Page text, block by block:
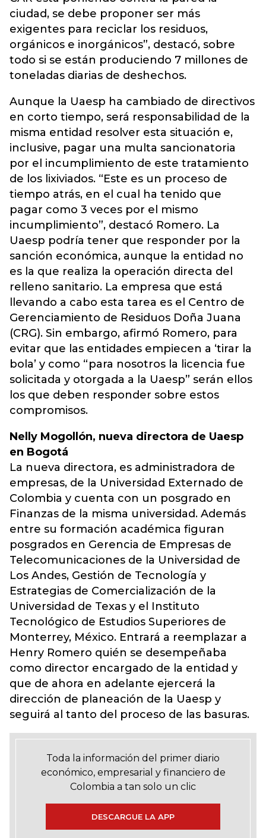
ciudad, se debe proponer ser más
exigentes para reciclar los residuos,
orgánicos e inorgánicos”, destacó, sobre
todo si se están produciendo 7 millones de
toneladas diarias de deshechos.
Aunque la Uaesp ha cambiado de directivos
en corto tiempo, será responsabilidad de la
misma entidad resolver esta situación e,
inclusive, pagar una multa sancionatoria
por el incumplimiento de este tratamiento
de los lixiviados. “Este es un proceso de
tiempo atrás, en el cual ha tenido que
pagar como 3 veces por el mismo
incumplimiento”, destacó Romero. La
Uaesp podría tener que responder por la
sanción económica, aunque la entidad no
es la que realiza la operación directa del
relleno sanitario. La empresa que está
llevando a cabo esta tarea es el Centro de
Gerenciamiento de Residuos Doña Juana
(CRG). Sin embargo, afirmó Romero, para
evitar que las entidades empiecen a ‘tirar la
bola’ y como “para nosotros la licencia fue
solicitada y otorgada a la Uaesp” serán ellos
los que deben responder sobre estos
compromisos.
Nelly Mogollón, nueva directora de Uaesp
en Bogotá
La nueva directora, es administradora de
empresas, de la Universidad Externado de
Colombia y cuenta con un posgrado en
Finanzas de la misma universidad. Además
entre su formación académica figuran
posgrados en Gerencia de Empresas de
Telecomunicaciones de la Universidad de
Los Andes, Gestión de Tecnología y
Estrategias de Comercialización de la
Universidad de Texas y el Instituto
Tecnológico de Estudios Superiores de
Monterrey, México. Entrará a reemplazar a
Henry Romero quién se desempeñaba
como director encargado de la entidad y
que de ahora en adelante ejercerá la
dirección de planeación de la Uaesp y
seguirá al tanto del proceso de las basuras.
Toda la información del primer diario
económico, empresarial y financiero de
Colombia a tan solo un clic
DESCARGUE LA APP